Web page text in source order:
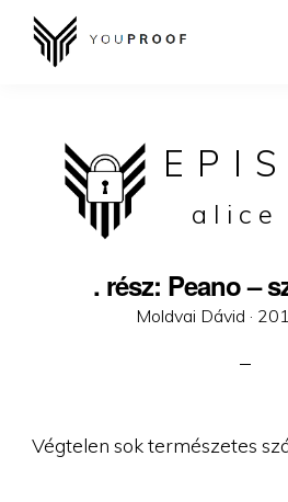
alice
. rész: Peano –
Moldvai Dávid ·
Végtelen sok természetes